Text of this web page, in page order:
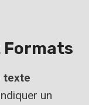
Formats
texte
un